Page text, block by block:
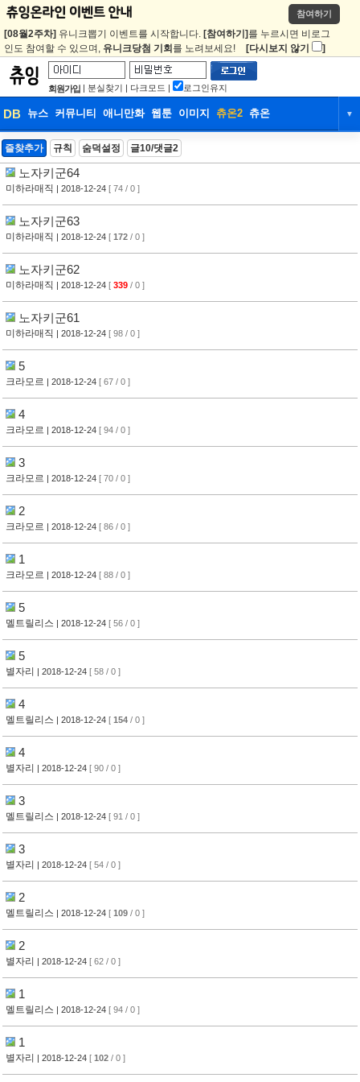
참여하기
[08월2주차] 유니크뽑기 이벤트를 시작합니다. [참여하기] 를 누르시면 비로그
인도 참여할 수 있으며, 유니크당첨 기회 를 노려보세요! [다시보지 않기 ]
회원가입 | 분실찾기 | 다크모드 | 로그인유지
DB 뉴스 커뮤니티 애니만화 웹툰 이미지 츄온2 츄온 ▼
DB 뉴스
웹툰
즐찾추가 규칙 숨덕설정 글10/댓글2
노자키군64
미하라매직 | 2018-12-24 [ 74 / 0 ]
노자키군63
미하라매직 | 2018-12-24 [ 172 / 0 ]
노자키군62
미하라매직 | 2018-12-24 [ 339 / 0 ]
노자키군61
미하라매직 | 2018-12-24 [ 98 / 0 ]
5
크라모르 | 2018-12-24 [ 67 / 0 ]
4
크라모르 | 2018-12-24 [ 94 / 0 ]
3
크라모르 | 2018-12-24 [ 70 / 0 ]
2
크라모르 | 2018-12-24 [ 86 / 0 ]
1
크라모르 | 2018-12-24 [ 88 / 0 ]
5
멜트릴리스 | 2018-12-24 [ 56 / 0 ]
5
별자리 | 2018-12-24 [ 58 / 0 ]
4
멜트릴리스 | 2018-12-24 [ 154 / 0 ]
4
별자리 | 2018-12-24 [ 90 / 0 ]
3
멜트릴리스 | 2018-12-24 [ 91 / 0 ]
3
별자리 | 2018-12-24 [ 54 / 0 ]
2
멜트릴리스 | 2018-12-24 [ 109 / 0 ]
2
별자리 | 2018-12-24 [ 62 / 0 ]
1
멜트릴리스 | 2018-12-24 [ 94 / 0 ]
1
별자리 | 2018-12-24 [ 102 / 0 ]